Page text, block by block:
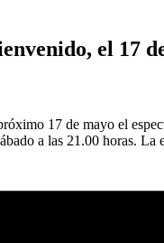
el 17
17 de mayo el
a las 21.00 horas.